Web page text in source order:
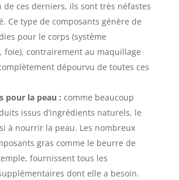
de ces derniers, ils sont très néfastes
Ce type de composants génère de
pour le corps (système
foie), contrairement au maquillage
dépourvu de toutes ces
pour la peau : comme beaucoup
issus d’ingrédients naturels, le
à nourrir la peau. Les nombreux
gras comme le beurre de
fournissent tous les
dont elle a besoin.